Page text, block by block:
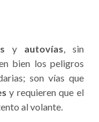
y autovías, sin
bien los peligros
son vías que
y requieren que el
al volante.